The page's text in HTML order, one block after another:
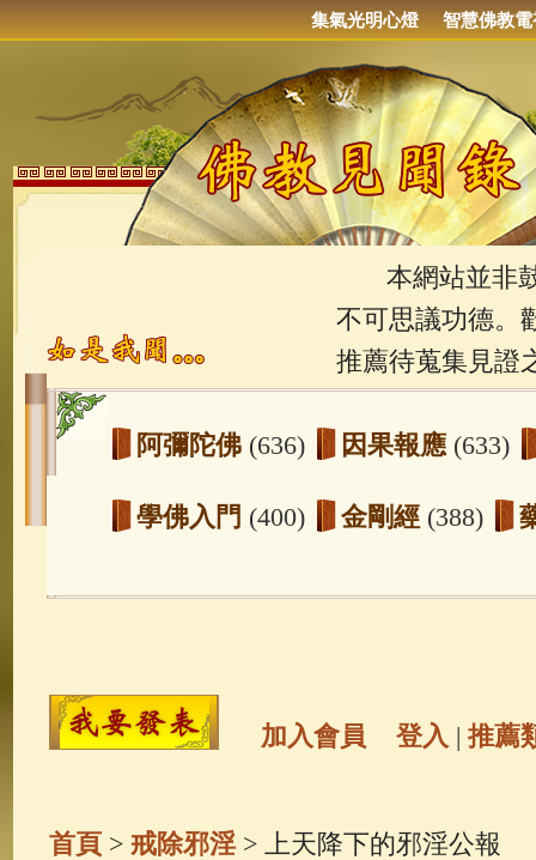
集氣光明心燈 智慧佛教電
本網站並非鼓
不可思議功德。
推薦待蒐集見證
阿彌陀佛 (636) 因果報應 (633)
學佛入門 (400) 金剛經 (388)
玉曆寶鈔(236) 地藏經(225)
高僧故事 (141) 放生護生 (133)
加入會員 登入 | 推薦
首頁> 戒除邪淫> 上天降下的邪淫公報